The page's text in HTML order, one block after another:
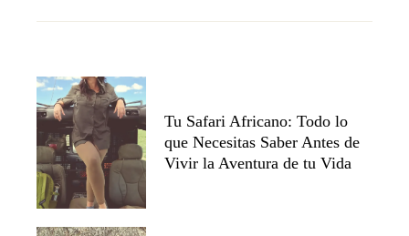
Tu Safari Africano: Todo lo
que Necesitas Saber Antes de
Vivir la Aventura de tu Vida